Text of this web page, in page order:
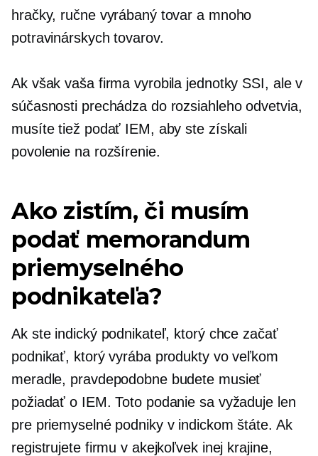
hračky, ručne vyrábaný tovar a mnoho
potravinárskych tovarov.
Ak však vaša firma vyrobila jednotky SSI, ale v
súčasnosti prechádza do rozsiahleho odvetvia,
musíte tiež podať IEM, aby ste získali
povolenie na rozšírenie.
Ako zistím, či musím
podať memorandum
priemyselného
podnikateľa?
Ak ste indický podnikateľ, ktorý chce začať
podnikať, ktorý vyrába produkty vo veľkom
meradle, pravdepodobne budete musieť
požiadať o IEM. Toto podanie sa vyžaduje len
pre priemyselné podniky v indickom štáte. Ak
registrujete firmu v akejkoľvek inej krajine,